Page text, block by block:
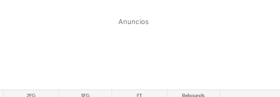
Anuncios